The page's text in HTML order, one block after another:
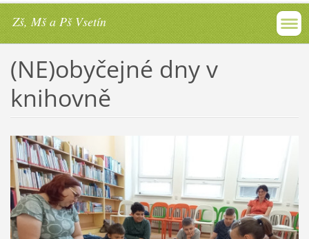
Zš, Mš a Pš Vsetín
(NE)obyčejné dny v
knihovně